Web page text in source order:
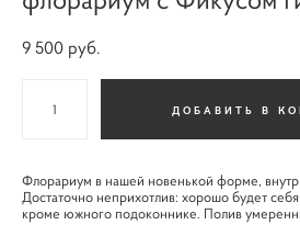
9 500 pуб.
ДОБАВИТЬ В
Флорариум в нашей новенькой форме,
Достаточно неприхотлив: хорошо будет
кроме южного подоконнике. Полив